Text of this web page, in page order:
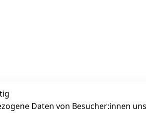
Daten von Besucher:innen